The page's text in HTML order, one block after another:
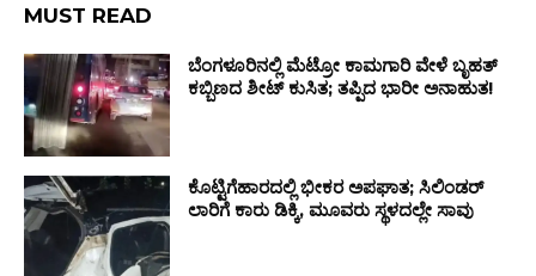
MUST READ
ಬೆಂಗಳೂರಿನಲ್ಲಿ ಮೆಟ್ರೋ ಕಾಮಗಾರಿ ವೇಳೆ ಬೃಹತ್
ಕಬ್ಬಿಣದ ಶೀಟ್‌ ಕುಸಿತ; ತಪ್ಪಿದ ಭಾರೀ ಅನಾಹುತ!
ಕೊಟ್ಟಿಗೆಹಾರದಲ್ಲಿ ಭೀಕರ ಅಪಘಾತ; ಸಿಲಿಂಡರ್
ಲಾರಿಗೆ ಕಾರು ಡಿಕ್ಕಿ, ಮೂವರು ಸ್ಥಳದಲ್ಲೇ ಸಾವು